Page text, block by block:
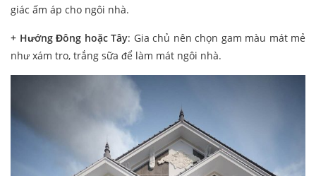
giác ấm áp cho ngôi nhà.
+ Hướng Đông hoặc Tây: Gia chủ nên chọn gam màu mát mẻ
như xám tro, trắng sữa để làm mát ngôi nhà.